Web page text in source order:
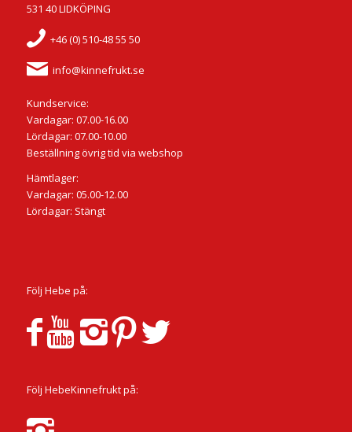
531 40 LIDKÖPING
+46 (0) 510-48 55 50
info@kinnefrukt.se
Kundservice:
Vardagar: 07.00-16.00
Lördagar: 07.00-10.00
Beställning övrig tid via webshop
Hämtlager:
Vardagar: 05.00-12.00
Lördagar: Stängt
Följ Hebe på:
Följ HebeKinnefrukt på: